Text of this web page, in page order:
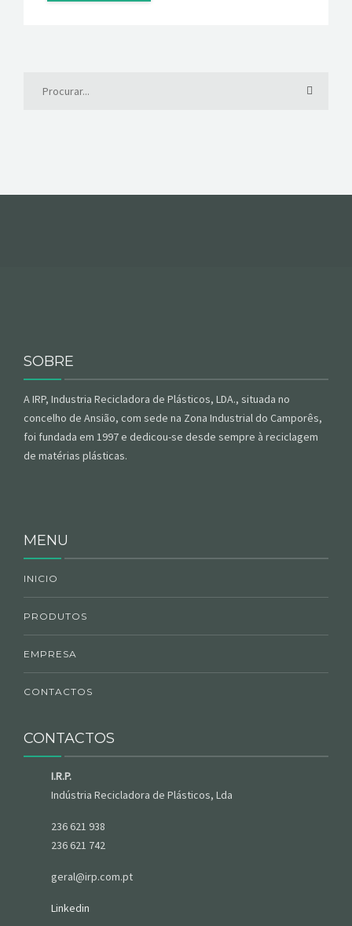
SOBRE
A IRP, Industria Recicladora de Plásticos, LDA., situada no
concelho de Ansião, com sede na Zona Industrial do Camporês,
foi fundada em 1997 e dedicou-se desde sempre à reciclagem
de matérias plásticas.
MENU
INICIO
PRODUTOS
EMPRESA
CONTACTOS
CONTACTOS
I.R.P.
Indústria Recicladora de Plásticos, Lda
236 621 938
236 621 742
geral@irp.com.pt
Linkedin